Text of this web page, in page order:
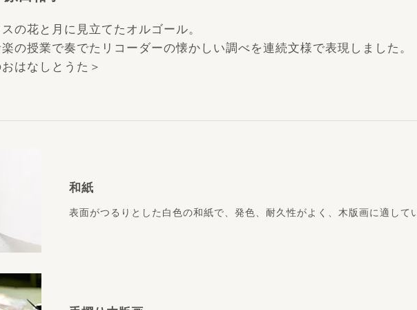
和紙
表面がつるりとした白色の和紙で、発色、耐久性がよく、木版画に適して
の花と月に見立てたオルゴール。
の授業で奏でたリコーダーの懐かしい調べを連続文様で表現しました。
はなしとうた＞